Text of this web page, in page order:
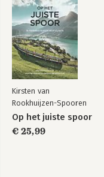
Kirsten van
Rookhuijzen-Spooren
Op het juiste spoor
€ 25,99